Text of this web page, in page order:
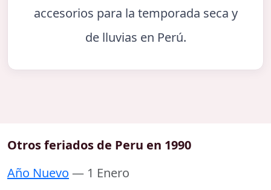
accesorios para la temporada seca y
de lluvias en Perú.
Otros feriados de Peru en 1990
Año Nuevo — 1 Enero